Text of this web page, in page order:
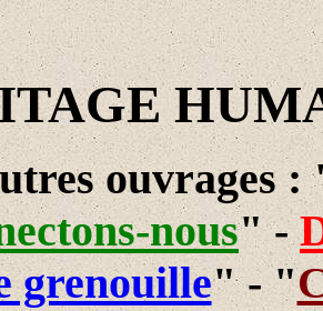
ouvrages
nous" -
grenouille" - "